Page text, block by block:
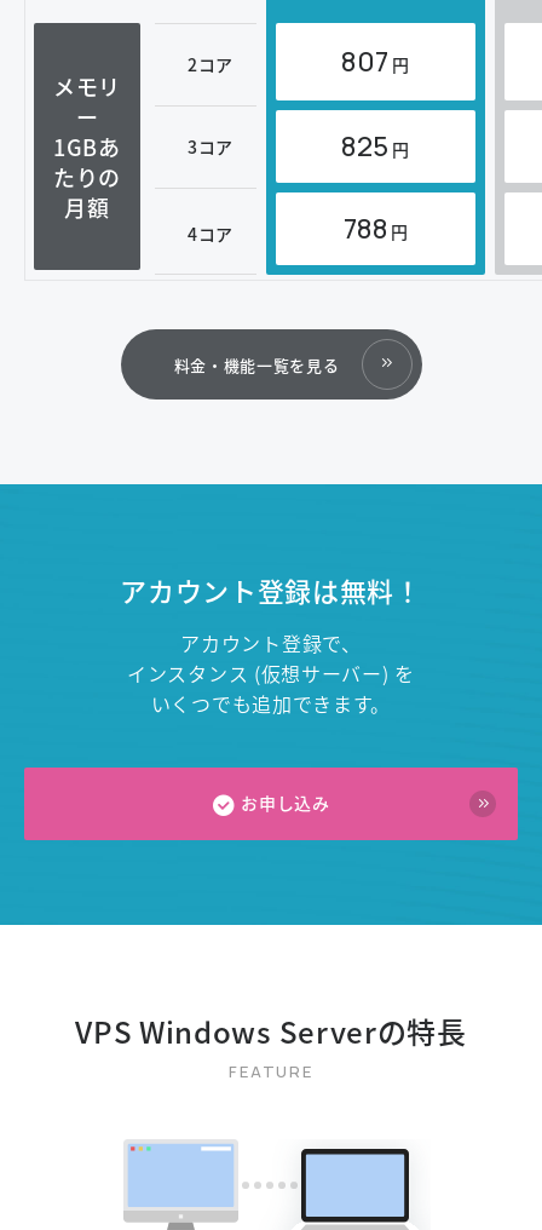
メモリ
ー
1GBあ
たりの
月額
2コア 807 円
3コア 825 円
4コア 788 円
料金・機能一覧を見る
アカウント登録は無料！
アカウント登録で、
インスタンス (仮想サーバー) を
いくつでも追加できます。
お申し込み
VPS Windows Serverの特長